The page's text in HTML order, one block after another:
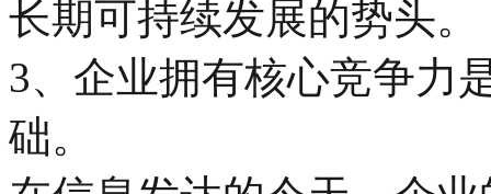
长期可持续发展的势头。
3、企业拥有核心竞争力
础。